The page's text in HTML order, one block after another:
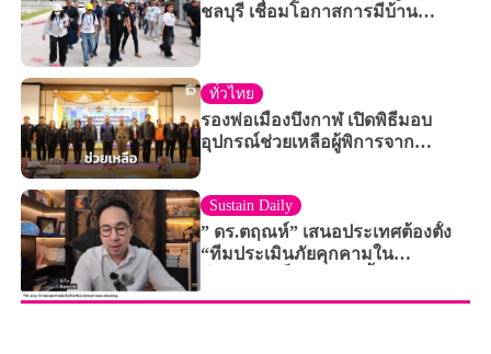
ชลบุรี เชื่อมโอกาสการมีบ้าน
คุณภาพ
ทั่วไทย
รองพ่อเมืองบึงกาฬ เปิดพิธีมอบ
อุปกรณ์ช่วยเหลือผู้พิการจาก
อุบัติเหตุทางถนน
Sustain Daily
” ดร.ตฤณห์” เสนอประเทศต้องตั้ง
“ทีมประเมินภัยคุกคามใน
ไม่ได้แล้ว